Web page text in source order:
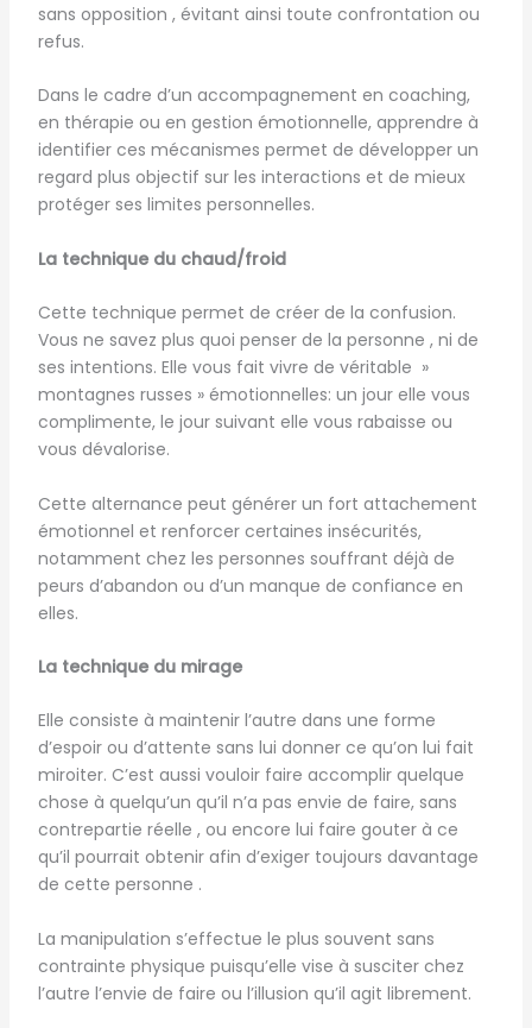
sans opposition , évitant ainsi toute confrontation ou
refus.
Dans le cadre d’un accompagnement en coaching,
en thérapie ou en gestion émotionnelle, apprendre à
identifier ces mécanismes permet de développer un
regard plus objectif sur les interactions et de mieux
protéger ses limites personnelles.
La technique du chaud/froid
Cette technique permet de créer de la confusion.
Vous ne savez plus quoi penser de la personne , ni de
ses intentions. Elle vous fait vivre de véritable »
montagnes russes » émotionnelles: un jour elle vous
complimente, le jour suivant elle vous rabaisse ou
vous dévalorise.
Cette alternance peut générer un fort attachement
émotionnel et renforcer certaines insécurités,
notamment chez les personnes souffrant déjà de
peurs d’abandon ou d’un manque de confiance en
elles.
La technique du mirage
Elle consiste à maintenir l’autre dans une forme
d’espoir ou d’attente sans lui donner ce qu’on lui fait
miroiter. C’est aussi vouloir faire accomplir quelque
chose à quelqu’un qu’il n’a pas envie de faire, sans
contrepartie réelle , ou encore lui faire gouter à ce
qu’il pourrait obtenir afin d’exiger toujours davantage
de cette personne .
La manipulation s’effectue le plus souvent sans
contrainte physique puisqu’elle vise à susciter chez
l’autre l’envie de faire ou l’illusion qu’il agit librement.